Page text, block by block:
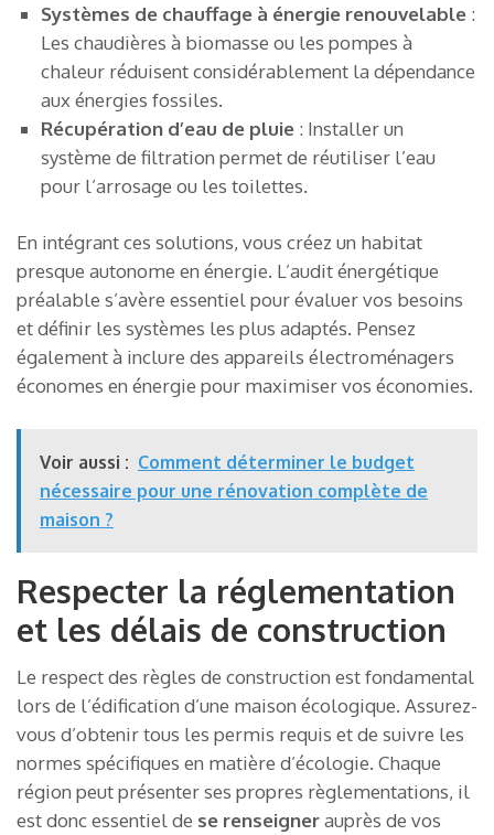
Systèmes de chauffage à énergie renouvelable :
Les chaudières à biomasse ou les pompes à
chaleur réduisent considérablement la dépendance
aux énergies fossiles.
Récupération d’eau de pluie : Installer un
système de filtration permet de réutiliser l’eau
pour l’arrosage ou les toilettes.
En intégrant ces solutions, vous créez un habitat
presque autonome en énergie. L’audit énergétique
préalable s’avère essentiel pour évaluer vos besoins
et définir les systèmes les plus adaptés. Pensez
également à inclure des appareils électroménagers
économes en énergie pour maximiser vos économies.
Voir aussi : Comment déterminer le budget
nécessaire pour une rénovation complète de
maison ?
Respecter la réglementation
et les délais de construction
Le respect des règles de construction est fondamental
lors de l’édification d’une maison écologique. Assurez-
vous d’obtenir tous les permis requis et de suivre les
normes spécifiques en matière d’écologie. Chaque
région peut présenter ses propres règlementations, il
est donc essentiel de se renseignerauprès de vos